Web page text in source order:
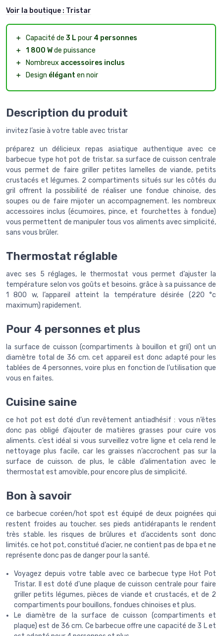
Voir la boutique : Tristar
＋ Capacité de 3 L pour 4 personnes
＋ 1 800 Wde puissance
＋
Nombreux accessoires inclus
＋
Design élégant en noir
Description du produit
invitez l’asie à votre table avec tristar
préparez un délicieux repas asiatique authentique avec ce
barbecue type hot pot de tristar. sa surface de cuisson centrale
vous permet de faire griller petites lamelles de viande, petits
crustacés et légumes. 2 compartiments situés sur les côtés du
gril offrent la possibilité de réaliser une fondue chinoise, des
soupes ou de faire mijoter un accompagnement. les nombreux
accessoires inclus (écumoires, pince, et fourchettes à fondue)
vous permettent de manipuler tous vos aliments avec simplicité,
sans vous brûler.
Thermostat réglable
avec ses 5 réglages, le thermostat vous permet d’ajuster la
température selon vos goûts et besoins. grâce à sa puissance de
1 800 w, l’appareil atteint la température désirée (220 °c
maximum) rapidement.
Pour 4 personnes et plus
la surface de cuisson (compartiments à bouillon et gril) ont un
diamètre total de 36 cm. cet appareil est donc adapté pour les
tablées de 4 personnes, voire plus en fonction de l’utilisation que
vous en faites.
Cuisine saine
ce hot pot est doté d’un revêtement antiadhésif : vous n’êtes
donc pas obligé d’ajouter de matières grasses pour cuire vos
aliments. c’est idéal si vous surveillez votre ligne et cela rend le
nettoyage plus facile, car les graisses n’accrochent pas sur la
surface de cuisson. de plus, le câble d’alimentation avec le
thermostat est amovible, pour encore plus de simplicité.
Bon à savoir
ce barbecue coréen/hot spot est équipé de deux poignées qui
restent froides au toucher. ses pieds antidérapants le rendent
très stable. les risques de brûlures et d’accidents sont donc
limités. ce hot pot, constitué d’acier, ne contient pas de bpa et ne
représente donc pas de danger pour la santé.
Voyagez depuis votre table avec ce barbecue type Hot Pot
Tristar. Il est doté d'une plaque de cuisson centrale pour faire
griller petits légumes, pièces de viande et crustacés, et de 2
compartiments pour bouillons, fondues chinoises et plus.
Le diamètre de la surface de cuisson (compartiments et
plaque) est de 36 cm. Ce barbecue offre une capacité de 3 L et